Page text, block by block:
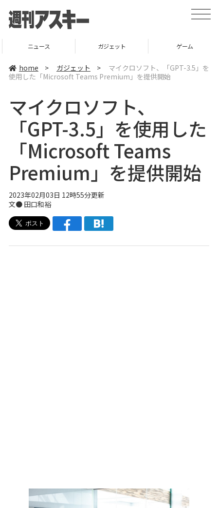
t
o
v
ニュース ガジェット ゲーム
home > ガジェット >
マイクロソフト、「GPT-3.5」を
使用した「Microsoft Teams Premium」を提供開始
マイクロソフト、
「GPT-3.5」を使用した
「Microsoft Teams
Premium」を提供開始
2023年02月03日 12時55分更新
文● 田口和裕